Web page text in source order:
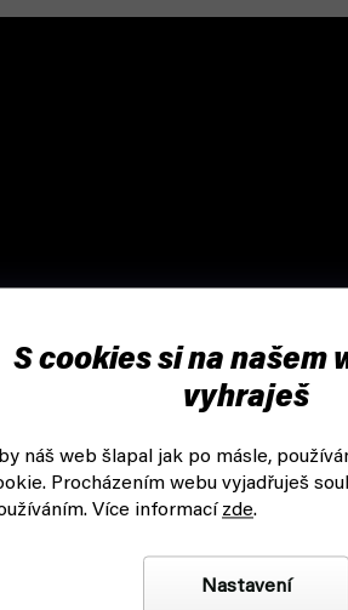
S cookies si na našem
vyhraješ
náš web šlapal jak po másle,
Procházením webu vyjadřuješ
Více informací zde.
Nastavení